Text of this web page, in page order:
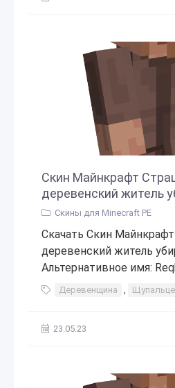
Скин Майнкрафт
деревенский житель
Скины для Minecraft PE
Скачать Скин
деревенский житель
Альтернативное имя:
Деревенщина , Щупальце
23.05.23